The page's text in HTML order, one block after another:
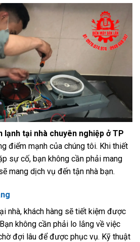
lạnh tại nhà chuyên nghiệp ở TP
điểm mạnh của chúng tôi. Khi thiết
sự cố, bạn không cần phải mang
mang dịch vụ đến tận nhà bạn.
nhà, khách hàng sẽ tiết kiệm được
không cần phải lo lắng về việc
đợi lâu để được phục vụ. Kỹ thuật